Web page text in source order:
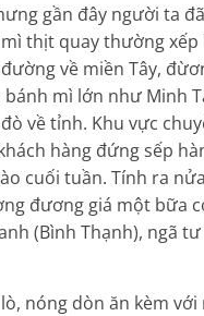
gần đây người ta
thịt quay thường
về miền Tây,
mì lớn như Minh
về tỉnh. Khu vực
hàng đứng sếp
cuối tuần. Tính ra
đương giá một bữa
(Bình Thạnh), ngã
nóng dòn ăn kèm với